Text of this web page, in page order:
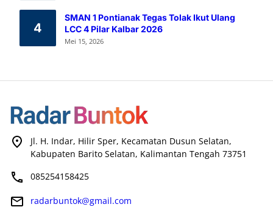
4
SMAN 1 Pontianak Tegas Tolak Ikut Ulang
LCC 4 Pilar Kalbar 2026
Mei 15, 2026
Jl. H. Indar, Hilir Sper, Kecamatan Dusun Selatan,
Kabupaten Barito Selatan, Kalimantan Tengah 73751
085254158425
radarbuntok@gmail.com